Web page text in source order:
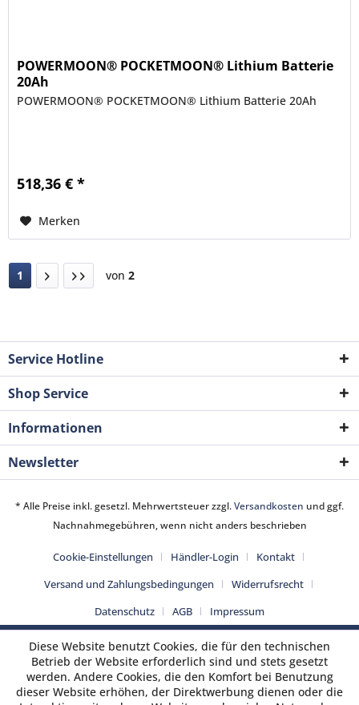
POWERMOON® POCKETMOON® Lithium Batterie
20Ah
POWERMOON® POCKETMOON® Lithium Batterie 20Ah
518,36 € *
Merken
1 von 2
Service Hotline
Shop Service
Informationen
Newsletter
* Alle Preise inkl. gesetzl. Mehrwertsteuer zzgl.Versandkosten und ggf.
Nachnahmegebühren, wenn nicht anders beschrieben
Cookie-Einstellungen Händler-Login
Kontakt
Versand und Zahlungsbedingungen
Widerrufsrecht
Datenschutz
AGB Impressum
Diese Website benutzt Cookies, die für den technischen
Betrieb der Website erforderlich sind und stets gesetzt
werden. Andere Cookies, die den Komfort bei Benutzung
dieser Website erhöhen, der Direktwerbung dienen oder die